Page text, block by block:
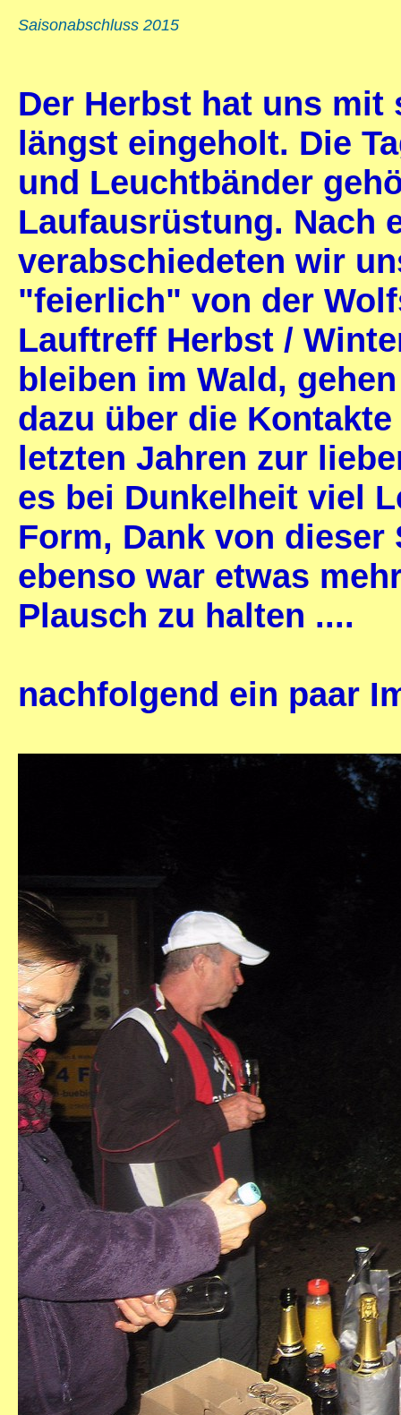
Saisonabschluss 2015
Der Herbst hat uns mit
längst eingeholt. Die
und Leuchtbänder
Laufausrüstung. Nach
verabschiedeten wir
"feierlich" von der
Lauftreff Herbst /
bleiben im Wald,
dazu über die
letzten Jahren zur
es bei Dunkelheit viel
Form, Dank von dieser
ebenso war etwas
Plausch zu halten ....
nachfolgend ein paar